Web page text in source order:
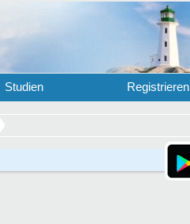
Studien Registrieren